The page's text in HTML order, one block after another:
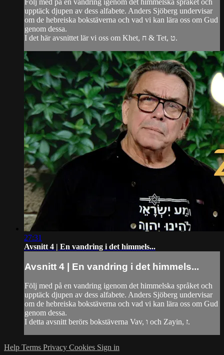
upptäck djupen av dess alfabete. Anders Sjöberg undervisar
om de hebreiska bokstäverna och vad vi kan lära oss om Gud
genom dessa.
I det här avsnittet lär vi oss om Khet, ח & Tet, ט.
27:31
Avsnitt 4 | En vandring i det himmels...
Avsnitt 4 | En vandring i det himmels...
Följ med på en vandring igenom det himmelska språket och
upptäck djupen av dess alfabete. Anders Sjöberg undervisar
om de hebreiska bokstäverna och vad vi kan lära oss om Gud
genom dessa.
I detta avsnitt berörs bokstäverna Vav, ו och Zayin, ז.
Help Terms Privacy Cookies Sign in